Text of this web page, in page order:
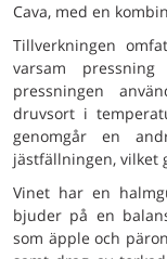
Cava, med en
Tillverkningen
varsam
pressningen
druvsort i
genomgår en
jästfällningen, vilket
Vinet har en
bjuder på en
som äpple och